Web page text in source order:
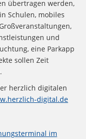
übertragen werden,
Schulen, mobiles
und
eine Parkapp
sollen Zeit
herzlich digitalen
digital.de
im